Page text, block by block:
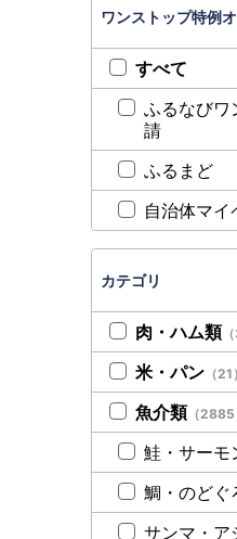
ワンストップ特例
すべて
ふるなびワ
請
ふるまど
自治体マイ
カテゴリ
肉・ハム類
米・パン （21）
魚介類 （2885
鮭・サーモ
鯛・のどぐ
サンマ・ア